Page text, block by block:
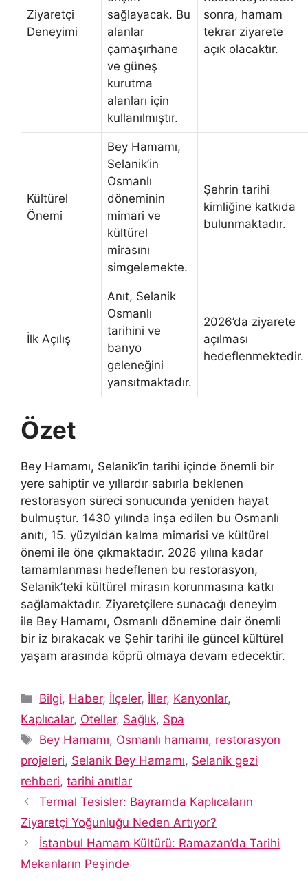
Ziyaretçi
Deneyimi
sağlayacak. Bu
alanlar
çamaşırhane
ve güneş
kurutma
alanları için
kullanılmıştır.
sonra, hamam
tekrar ziyarete
açık olacaktır.
Kültürel
Önemi
Bey Hamamı,
Selanik’in
Osmanlı
döneminin
mimari ve
kültürel
mirasını
simgelemekte.
Şehrin tarihi
kimliğine katkıda
bulunmaktadır.
İlk Açılış
Anıt, Selanik
Osmanlı
tarihini ve
banyo
geleneğini
yansıtmaktadır.
2026’da ziyarete
açılması
hedeflenmektedir.
Özet
Bey Hamamı, Selanik’in tarihi içinde önemli bir
yere sahiptir ve yıllardır sabırla beklenen
restorasyon süreci sonucunda yeniden hayat
bulmuştur. 1430 yılında inşa edilen bu Osmanlı
anıtı, 15. yüzyıldan kalma mimarisi ve kültürel
önemi ile öne çıkmaktadır. 2026 yılına kadar
tamamlanması hedeflenen bu restorasyon,
Selanik’teki kültürel mirasın korunmasına katkı
sağlamaktadır. Ziyaretçilere sunacağı deneyim
ile Bey Hamamı, Osmanlı dönemine dair önemli
bir iz bırakacak ve Şehir tarihi ile güncel kültürel
yaşam arasında köprü olmaya devam edecektir.
Kategoriler
Bilgi, Haber, İlçeler, İller, Kanyonlar,
Kaplıcalar, Oteller, Sağlık, Spa
Etiketler
Bey Hamamı, Osmanlı hamamı, restorasyon
projeleri, Selanik Bey Hamamı, Selanik gezi
rehberi, tarihi anıtlar
Termal Tesisler: Bayramda Kaplıcaların
Ziyaretçi Yoğunluğu Neden Artıyor?
İstanbul Hamam Kültürü: Ramazan’da Tarihi
Mekanların Peşinde